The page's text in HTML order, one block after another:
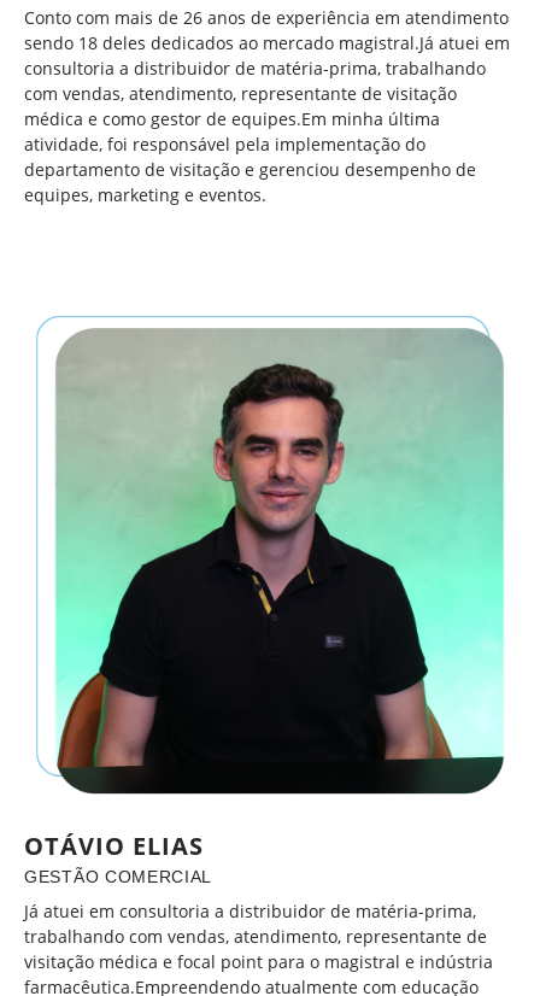
Conto com mais de 26 anos de experiência em atendimento
sendo 18 deles dedicados ao mercado magistral.Já atuei em
consultoria a distribuidor de matéria-prima, trabalhando
com vendas, atendimento, representante de visitação
médica e como gestor de equipes.Em minha última
atividade, foi responsável pela implementação do
departamento de visitação e gerenciou desempenho de
equipes, marketing e eventos.
OTÁVIO ELIAS
GESTÃO COMERCIAL
Já atuei em consultoria a distribuidor de matéria-prima,
trabalhando com vendas, atendimento, representante de
visitação médica e focal point para o magistral e indústria
farmacêutica.Empreendendo atualmente com educação